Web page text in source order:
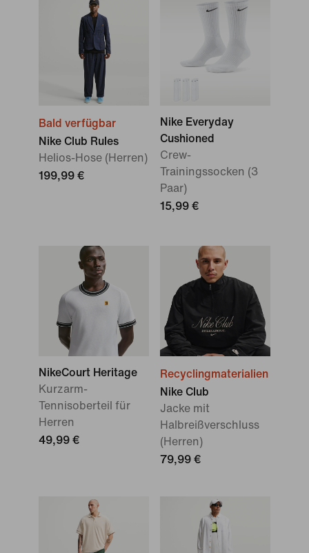
Bald verfügbar
Nike Club Rules
Helios-Hose (Herren)
199,99 €
Nike Everyday
Cushioned
Crew-
Trainingssocken (3
Paar)
15,99 €
NikeCourt Heritage
Kurzarm-
Tennisoberteil für
Herren
49,99 €
Recyclingmaterialien
Nike Club
Jacke mit
Halbreißverschluss
(Herren)
79,99 €